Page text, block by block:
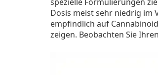
Dosis meist sehr niedrig im
empfindlich auf
zeigen. Beobachten Sie